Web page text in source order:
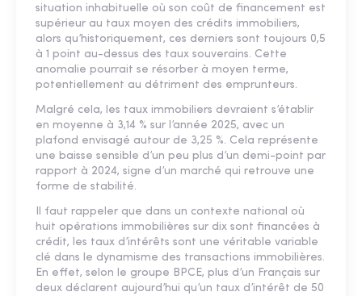
situation inhabituelle où son coût de financement est
supérieur au taux moyen des crédits immobiliers,
alors qu’historiquement, ces derniers sont toujours 0,5
à 1 point au-dessus des taux souverains. Cette
anomalie pourrait se résorber à moyen terme,
potentiellement au détriment des emprunteurs.
Malgré cela, les taux immobiliers devraient s’établir
en moyenne à 3,14 % sur l’année 2025, avec un
plafond envisagé autour de 3,25 %. Cela représente
une baisse sensible d’un peu plus d’un demi-point par
rapport à 2024, signe d’un marché qui retrouve une
forme de stabilité.
Il faut rappeler que dans un contexte national où
huit opérations immobilières sur dix sont financées à
crédit, les taux d’intérêts sont une véritable variable
clé dans le dynamisme des transactions immobilières.
En effet, selon le groupe BPCE, plus d’un Français sur
deux déclarent aujourd’hui qu’un taux d’intérêt de 50